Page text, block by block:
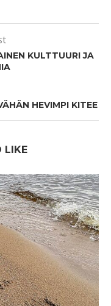
KULTTUURI JA
HEVIMPI KITEE
LIKE